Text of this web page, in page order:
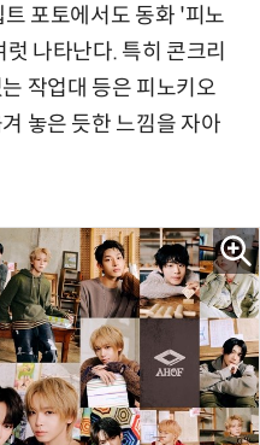
포토에서도 동화 '피노
나타난다. 특히 콘크리
작업대 등은 피노키오
놓은 듯한 느낌을 자아